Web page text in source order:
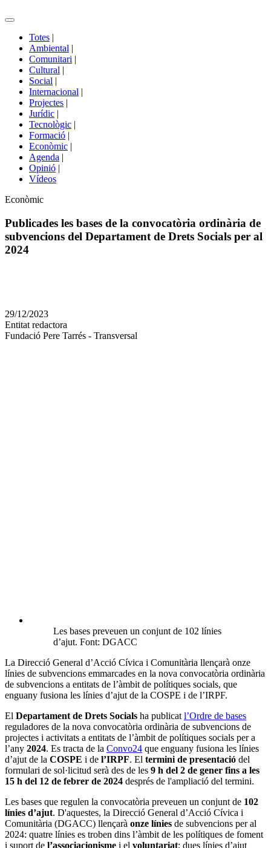
Commutador
portals
Totes |
Ambiental |
Comunitari |
Cultural |
Social |
Internacional |
Projectes |
Jurídic |
Tecnològic |
Formació |
Econòmic |
Agenda |
Opinió |
Vídeos
Àmbit
la
notícia
Econòmic
Publicades les bases de la convocatòria ordinària de
subvencions del Departament de Drets Socials per al
2024
en
altres
xarxes
socials
29/12/2023
Entitat redactora
Fundació Pere Tarrés - Transversal
Les bases preveuen un conjunt de 102 línies
d’ajut. Font: DGACC
La Direcció General d’Acció Cívica i Comunitària llençarà onze
línies de subvencions emmarcades en la nova convocatòria ordinària
de subvencions a entitats de l’àmbit de polítiques socials, que
enguany fusiona les línies d’ajut de la COSPE i de l’IRPF.
El Departament de Drets Socials ha publicat l’Ordre de bases
reguladores de la nova convocatòria ordinària de subvencions de
projectes i activitats a entitats de l’àmbit de polítiques socials per a
l’any 2024. Es tracta de la Convo24 que enguany fusiona les línies
d’ajut de la COSPE i de l’IRPF. El termini de presentació del
formulari de sol·licitud serà des de les 9 h del 2 de gener fins a les
15 h del 12 de febrer de 2024 després de l'ampliació del termini.
Les bases que regulen la convocatòria preveuen un conjunt de 102
línies d’ajut. D'aquestes, la Direcció General d’Acció Cívica i
Comunitària (DGACC) llençarà onze línies de subvencions per al
2024: quatre línies es troben dins l’àmbit de les polítiques de foment
i suport de l’associacionisme i el voluntariat; dues línies d’ajut